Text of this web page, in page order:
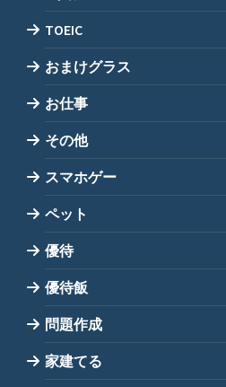
TOEIC
おまけグラス
お仕事
その他
スマホゲー
ペット
優待
優待飯
問題作成
家建てる